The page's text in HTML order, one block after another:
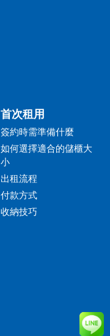
首次租用
簽約時需準備什麼
如何選擇適合的儲櫃大
小
出租流程
付款方式
收納技巧